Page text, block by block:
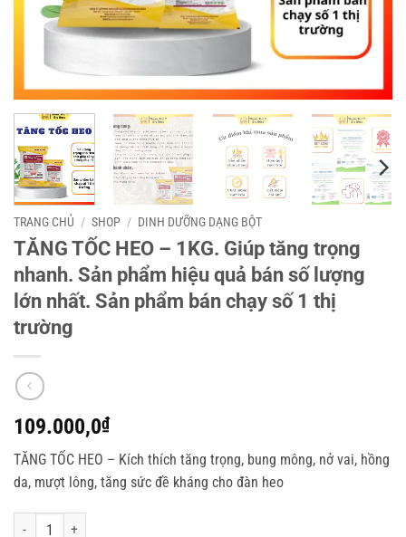
TRANG CHỦ / SHOP / DINH DƯỠNG DẠNG BỘT
TĂNG TỐC HEO – 1KG. Giúp tăng trọng
nhanh. Sản phẩm hiệu quả bán số lượng
lớn nhất. Sản phẩm bán chạy số 1 thị
trường
109.000,0₫
TĂNG TỐC HEO – Kích thích tăng trọng, bung mông, nở vai, hồng
da, mượt lông, tăng sức đề kháng cho đàn heo
TĂNG TỐC HEO - 1KG. Giúp tăng trọng nhanh. Sản phẩm hiệu quả bán số